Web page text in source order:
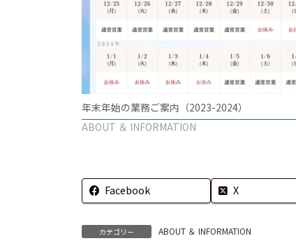
年末年始の業務ご案内（2023-2024）
ABOUT ＆ INFORMATION
Facebook X
カテゴリー ABOUT ＆ INFORMATION